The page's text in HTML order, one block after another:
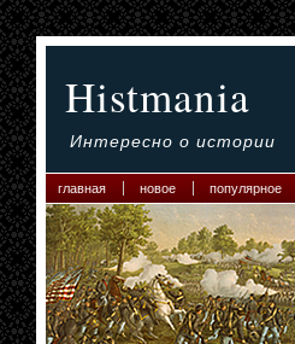
Histmania
Интересно о истории
главная новое популярное